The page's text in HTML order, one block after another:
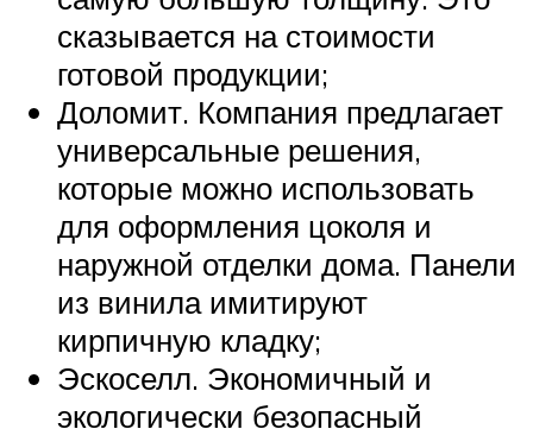
сказывается на стоимости
готовой продукции;
Доломит. Компания предлагает
универсальные решения,
которые можно использовать
для оформления цоколя и
наружной отделки дома. Панели
из винила имитируют
кирпичную кладку;
Эскоселл. Экономичный и
экологически безопасный